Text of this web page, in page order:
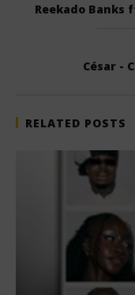
Reekado Banks
César -
RELATED POSTS